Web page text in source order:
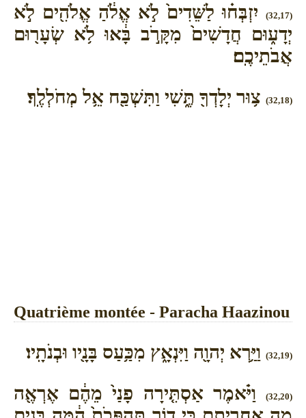
(32,17)
יִזְבְּח֗וּ לַשֵּׁדִים֙ לֹ֣א אֱלֹ֔הַ אֱלֹהִ֖ים לֹ֣א
יְדָע֑וּם חֲדָשִׁים֙ מִקָּרֹ֣ב בָּ֔אוּ לֹ֥א שְׂעָר֖וּם
אֲבֹתֵיכֶֽם׃
(32,18) צ֥וּר יְלָדְךָ֖ תֶּ֑שִׁי וַתִּשְׁכַּ֖ח אֵ֥ל מְחֹלְלֶֽךָ׃
Quatrième montée - Paracha Haazinou
(32,19) וַיַּ֥רְא יְהוָ֖ה וַיִּנְאָ֑ץ מִכַּ֥עַס בָּנָ֖יו וּבְנֹתָֽיו׃
(32,20)
וַיֹּ֗אמֶר אַסְתִּ֤ירָה פָנַי֙ מֵהֶ֔ם אֶרְאֶ֖ה